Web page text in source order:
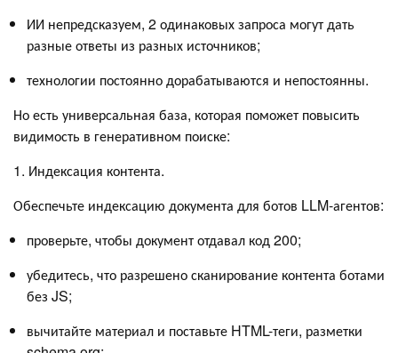
ИИ непредсказуем, 2 одинаковых запроса могут дать
разные ответы из разных источников;
технологии постоянно дорабатываются и непостоянны.
Но есть универсальная база, которая поможет повысить
видимость в генеративном поиске:
1. Индексация контента.
Обеспечьте индексацию документа для ботов LLM-агентов:
проверьте, чтобы документ отдавал код 200;
убедитесь, что разрешено сканирование контента ботами
без JS;
вычитайте материал и поставьте HTML-теги, разметки